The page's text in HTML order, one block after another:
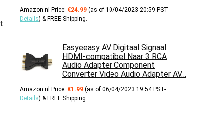
Amazon.nl Price: €24.99 (as of 10/04/2023 20:59 PST-
Details) & FREE Shipping.
Easyeeasy AV Digitaal Signaal
HDMI-compatibel Naar 3 RCA
Audio Adapter Component
Converter Video Audio Adapter AV…
Amazon.nl Price: €1.99 (as of 06/04/2023 19:54 PST-
Details) & FREE Shipping.